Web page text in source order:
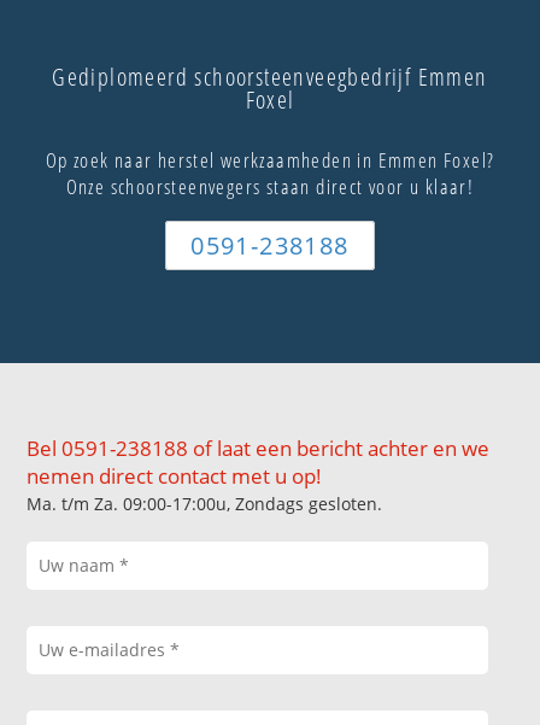
Gediplomeerd schoorsteenveegbedrijf Emmen
Foxel
Op zoek naar herstel werkzaamheden in Emmen Foxel?
Onze schoorsteenvegers staan direct voor u klaar!
0591-238188
Bel 0591-238188 of laat een bericht achter en we
nemen direct contact met u op!
Ma. t/m Za. 09:00-17:00u, Zondags gesloten.